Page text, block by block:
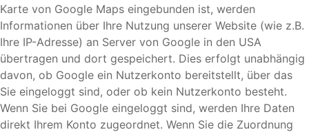
Karte von Google Maps eingebunden ist, werden
Informationen über Ihre Nutzung unserer Website (wie z.B.
Ihre IP-Adresse) an Server von Google in den USA
übertragen und dort gespeichert. Dies erfolgt unabhängig
davon, ob Google ein Nutzerkonto bereitstellt, über das
Sie eingeloggt sind, oder ob kein Nutzerkonto besteht.
Wenn Sie bei Google eingeloggt sind, werden Ihre Daten
direkt Ihrem Konto zugeordnet. Wenn Sie die Zuordnung